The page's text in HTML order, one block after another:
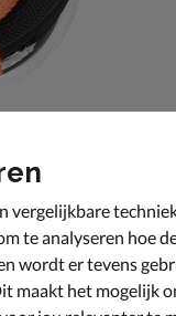
vergelijkbare
te analyseren hoe
wordt er tevens
maakt het mogelijk